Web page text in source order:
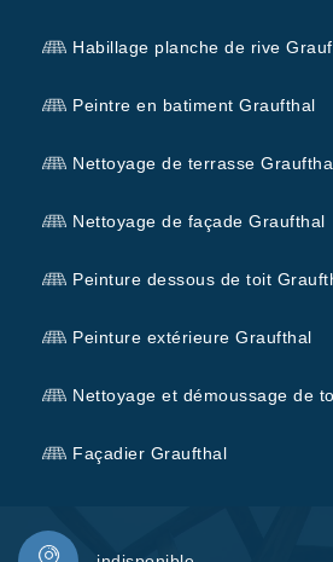
Habillage planche de rive
Peintre en batiment Graufthal
Nettoyage de terrasse
Nettoyage de façade Graufthal
Peinture dessous de toit
Peinture extérieure Graufthal
Nettoyage et démoussage de
Façadier Graufthal